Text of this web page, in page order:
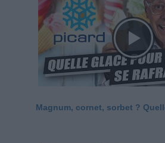
Magnum, cornet, sorbet ?